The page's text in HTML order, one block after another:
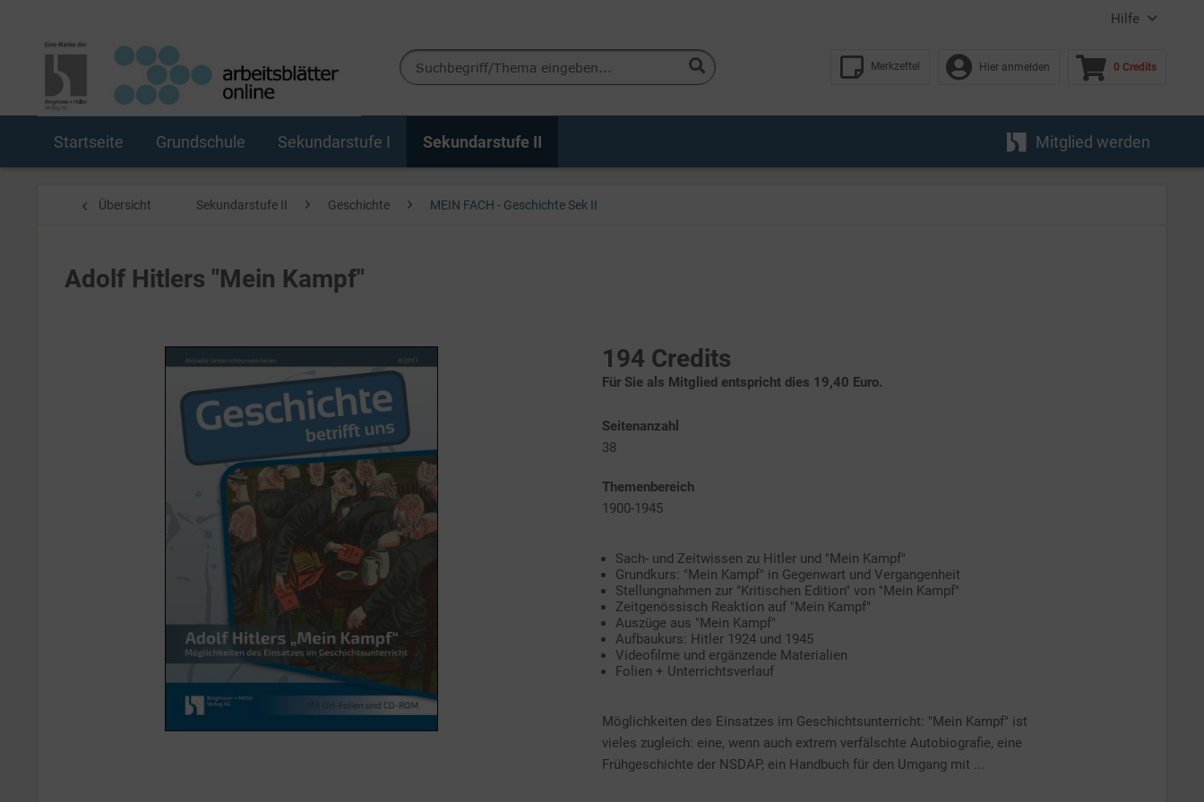
Hilfe
Merkzettel Hier anmelden 0 Credits
Startseite Grundschule Sekundarstufe I Sekundarstufe II Mitglied werden
Übersicht Sekundarstufe II Geschichte MEIN FACH - Geschichte Sek II
Adolf Hitlers "Mein Kampf"
194 Credits
Für Sie als Mitglied entspricht dies 19,40 Euro.
Seitenanzahl
38
Themenbereich
1900-1945
Sach- und Zeitwissen zu Hitler und "Mein Kampf"
Grundkurs: "Mein Kampf" in Gegenwart und Vergangenheit
Stellungnahmen zur "Kritischen Edition" von "Mein Kampf"
Zeitgenössisch Reaktion auf "Mein Kampf"
Auszüge aus "Mein Kampf"
Aufbaukurs: Hitler 1924 und 1945
Videofilme und ergänzende Materialien
Folien + Unterrichtsverlauf
Möglichkeiten des Einsatzes im Geschichtsunterricht: "Mein Kampf" ist
vieles zugleich: eine, wenn auch extrem verfälschte Autobiografie, eine
Frühgeschichte der NSDAP, ein Handbuch für den Umgang mit ...